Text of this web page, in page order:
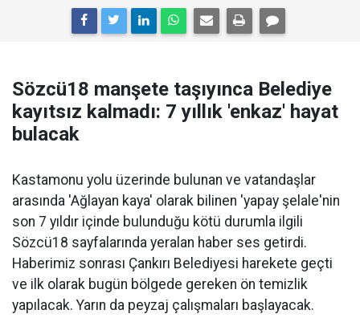
Sözcü18 manşete taşıyınca Belediye
kayıtsız kalmadı: 7 yıllık 'enkaz' hayat
bulacak
Kastamonu yolu üzerinde bulunan ve vatandaşlar
arasında 'Ağlayan kaya' olarak bilinen 'yapay şelale'nin
son 7 yıldır içinde bulunduğu kötü durumla ilgili
Sözcü18 sayfalarında yeralan haber ses getirdi.
Haberimiz sonrası Çankırı Belediyesi harekete geçti
ve ilk olarak bugün bölgede gereken ön temizlik
yapılacak. Yarın da peyzaj çalışmaları başlayacak.